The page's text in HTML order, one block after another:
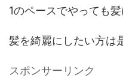
1のペースでやっても
髪を綺麗にしたい方は
スポンサーリンク